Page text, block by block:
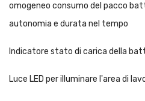
omogeneo consumo del pacco
autonomia e durata nel tempo
Indicatore stato di carica della
Luce LED per illuminare l'area di